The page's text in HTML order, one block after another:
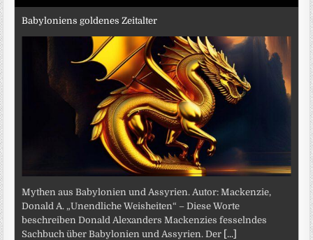
Babyloniens goldenes Zeitalter
Mythen aus Babylonien und Assyrien. Autor: Mackenzie,
Donald A. „Unendliche Weisheiten“ – Diese Worte
beschreiben Donald Alexanders Mackenzies fesselndes
Sachbuch über Babylonien und Assyrien. Der [...]